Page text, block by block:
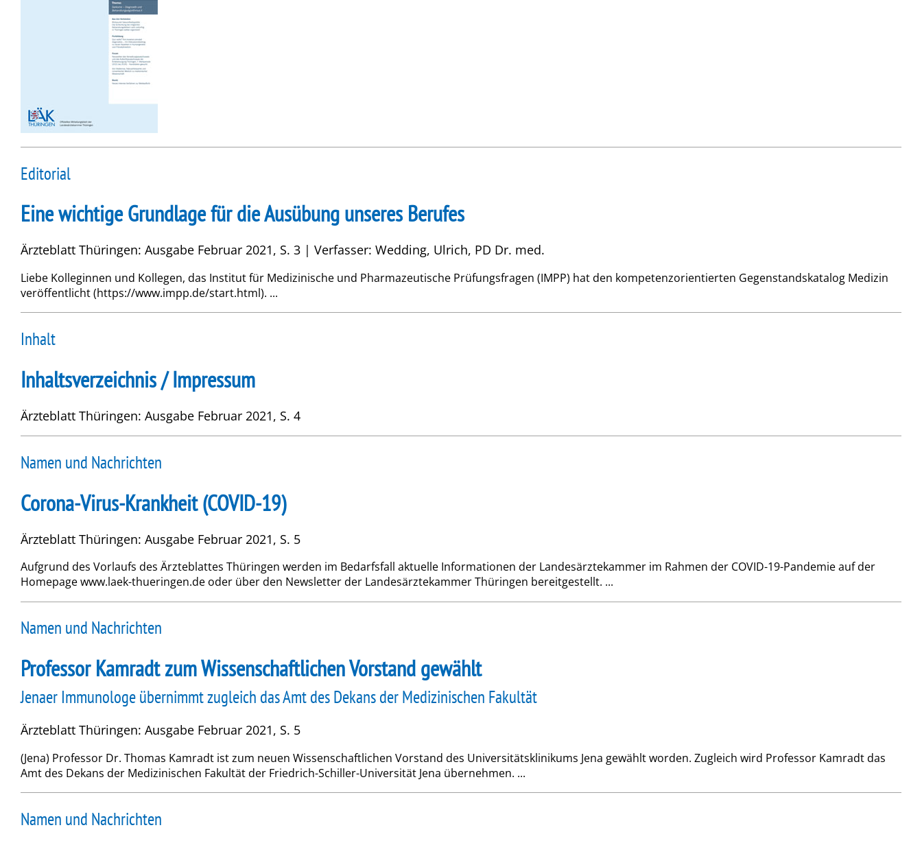
Editorial
Eine wichtige Grundlage für die Ausübung unseres Berufes
Ärzteblatt Thüringen: Ausgabe Februar 2021, S. 3 | Verfasser: Wedding, Ulrich, PD Dr. med.
Liebe Kolleginnen und Kollegen, das Institut für Medizinische und Pharmazeutische Prüfungsfragen (IMPP) hat den kompetenzorientierten Gegenstandskatalog Medizin
veröffentlicht (https://www.impp.de/start.html). ...
Inhalt
Inhaltsverzeichnis / Impressum
Ärzteblatt Thüringen: Ausgabe Februar 2021, S. 4
Namen und Nachrichten
Corona-Virus-Krankheit (COVID-19)
Ärzteblatt Thüringen: Ausgabe Februar 2021, S. 5
Aufgrund des Vorlaufs des Ärzteblattes Thüringen werden im Bedarfsfall aktuelle Informationen der Landesärztekammer im Rahmen der COVID-19-Pandemie auf der
Homepage www.laek-thueringen.de oder über den Newsletter der Landesärztekammer Thüringen bereitgestellt. ...
Namen und Nachrichten
Professor Kamradt zum Wissenschaftlichen Vorstand gewählt
Jenaer Immunologe übernimmt zugleich das Amt des Dekans der Medizinischen Fakultät
Ärzteblatt Thüringen: Ausgabe Februar 2021, S. 5
(Jena) Professor Dr. Thomas Kamradt ist zum neuen Wissenschaftlichen Vorstand des Universitätsklinikums Jena gewählt worden. Zugleich wird Professor Kamradt das
Amt des Dekans der Medizinischen Fakultät der Friedrich-Schiller-Universität Jena übernehmen. ...
Namen und Nachrichten